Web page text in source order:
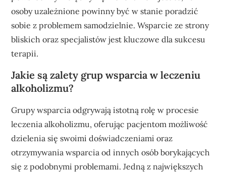
osoby uzależnione powinny być w stanie poradzić
sobie z problemem samodzielnie. Wsparcie ze strony
bliskich oraz specjalistów jest kluczowe dla sukcesu
terapii.
Jakie są zalety grup wsparcia w leczeniu
alkoholizmu?
Grupy wsparcia odgrywają istotną rolę w procesie
leczenia alkoholizmu, oferując pacjentom możliwość
dzielenia się swoimi doświadczeniami oraz
otrzymywania wsparcia od innych osób borykających
się z podobnymi problemami. Jedną z największych